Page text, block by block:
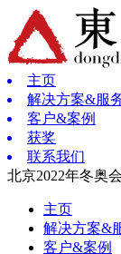
主页
解决方案&服
客户&案例
获奖
联系我们
北京2022年冬奥
主页
解决方案&
客户&案例